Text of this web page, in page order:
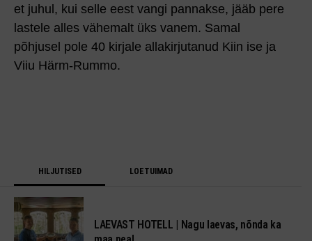
et juhul, kui selle eest vangi pannakse, jääb pere
lastele alles vähemalt üks vanem. Samal
põhjusel pole 40 kirjale allakirjutanud Kiin ise ja
Viiu Härm-Rummo.
HILJUTISED LOETUIMAD
LAEVAST HOTELL | Nagu laevas, nõnda ka